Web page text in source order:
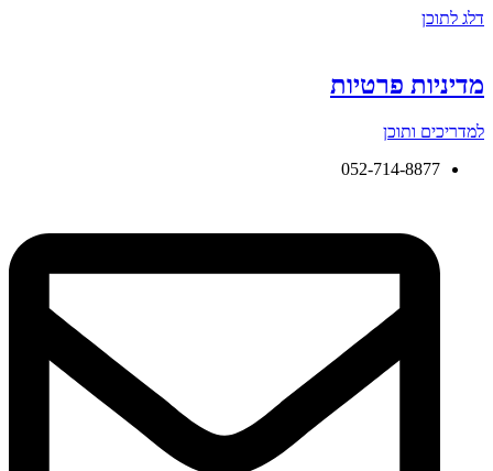
דלג לתוכן
מדיניות פרטיות
למדריכים ותוכן
052-714-8877